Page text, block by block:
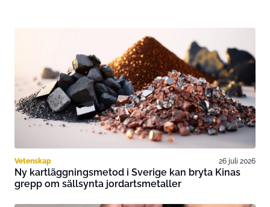
Vetenskap 26 juli 2026
Ny kartläggningsmetod i Sverige kan bryta Kinas
grepp om sällsynta jordartsmetaller